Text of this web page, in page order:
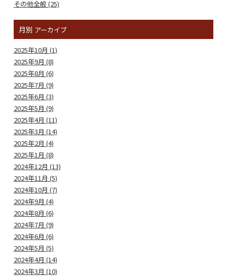
その他全般 (25)
月別 アーカイブ
2025年10月 (1)
2025年9月 (8)
2025年8月 (6)
2025年7月 (9)
2025年6月 (3)
2025年5月 (9)
2025年4月 (11)
2025年3月 (14)
2025年2月 (4)
2025年1月 (8)
2024年12月 (13)
2024年11月 (5)
2024年10月 (7)
2024年9月 (4)
2024年8月 (6)
2024年7月 (9)
2024年6月 (6)
2024年5月 (5)
2024年4月 (14)
2024年3月 (10)